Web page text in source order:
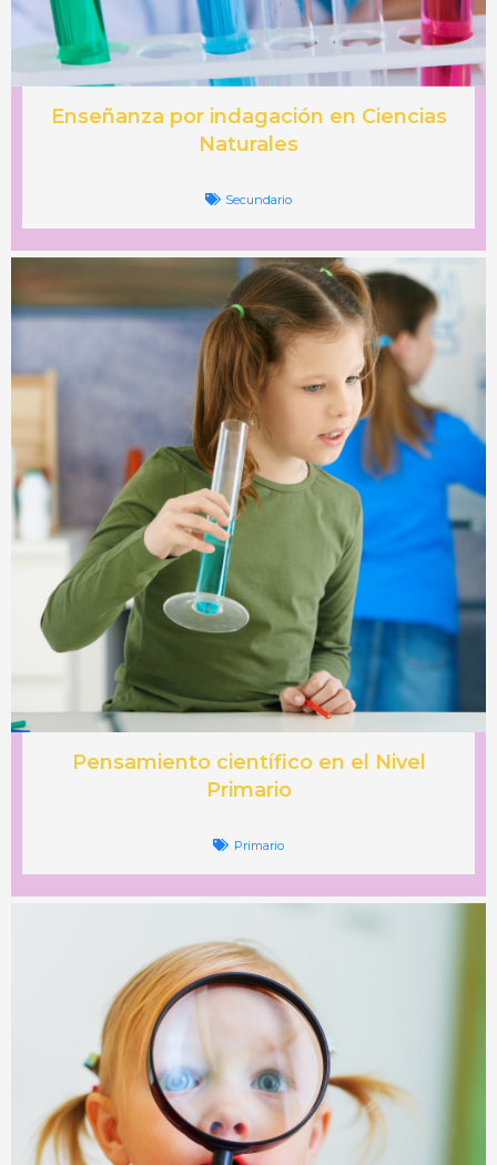
Enseñanza por indagación en Ciencias
Naturales
Secundario
Pensamiento científico en el Nivel
Primario
Primario